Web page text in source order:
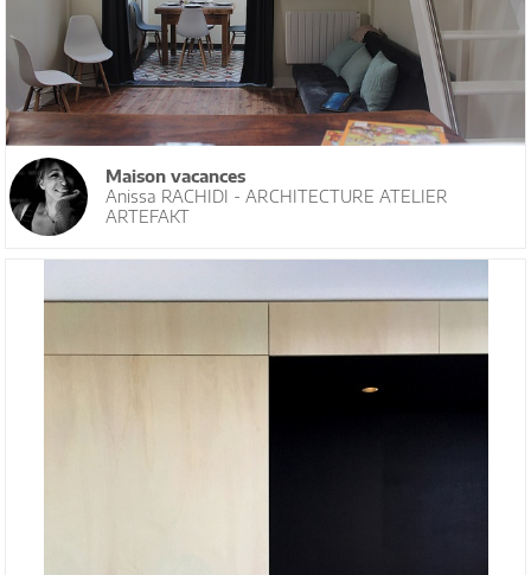
Maison vacances
Anissa RACHIDI - ARCHITECTURE ATELIER
ARTEFAKT